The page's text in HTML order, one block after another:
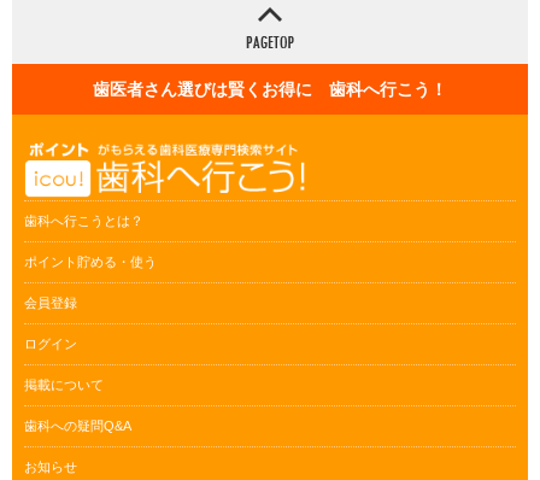
歯医者さん選びは賢くお得に 歯科へ行こう！
歯科へ行こうとは？
ポイント貯める・使う
会員登録
ログイン
掲載について
歯科への疑問Q&A
お知らせ